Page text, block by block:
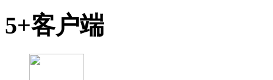
5+客户端